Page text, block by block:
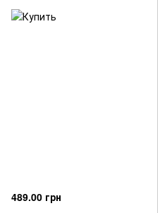
489.00 грн